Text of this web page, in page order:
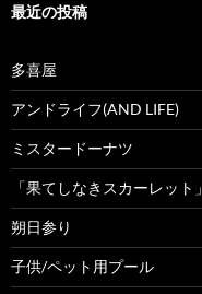
最近の投稿
多喜屋
アンドライフ(AND LIFE)
ミスタードーナツ
「果てしなきスカーレット」
朔日参り
子供/ペット用プール